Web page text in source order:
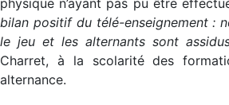
physique n’ayant pas pu être
bilan positif du télé-enseignement :
le jeu et les alternants sont
Charret, à la scolarité des
alternance.